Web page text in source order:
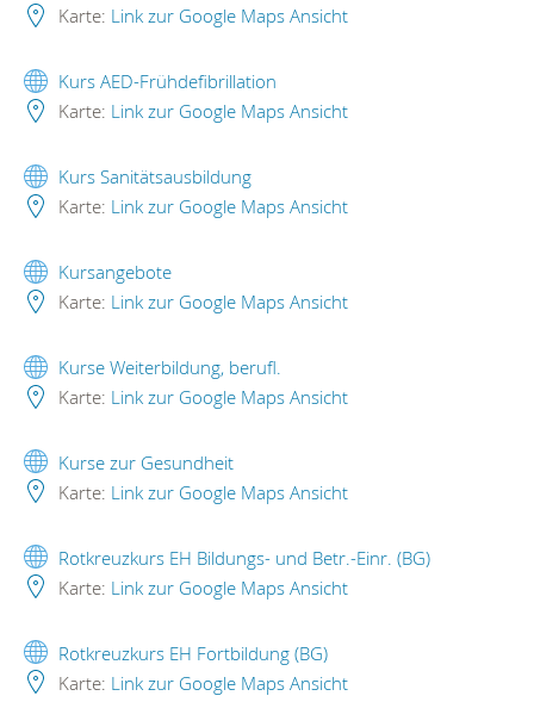
Karte: Link zur Google Maps Ansicht
Kurs AED-Frühdefibrillation
Karte: Link zur Google Maps Ansicht
Kurs Sanitätsausbildung
Karte: Link zur Google Maps Ansicht
Kursangebote
Karte: Link zur Google Maps Ansicht
Kurse Weiterbildung, berufl.
Karte: Link zur Google Maps Ansicht
Kurse zur Gesundheit
Karte: Link zur Google Maps Ansicht
Rotkreuzkurs EH Bildungs- und Betr.-Einr. (BG)
Karte: Link zur Google Maps Ansicht
Rotkreuzkurs EH Fortbildung (BG)
Karte: Link zur Google Maps Ansicht